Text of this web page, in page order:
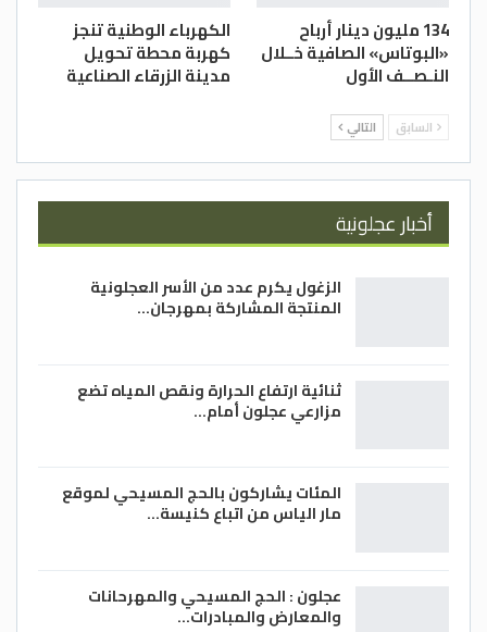
134 مليون دينار أرباح
«البوتاس» الصافية خــلال
النـصــف الأول
الكهرباء الوطنية تنجز
كهربة محطة تحويل
مدينة الزرقاء الصناعية
السابق التالي
أخبار عجلونية
الزغول يكرم عدد من الأسر العجلونية
المنتجة المشاركة بمهرجان…
ثنائية ارتفاع الحرارة ونقص المياه تضع
مزارعي عجلون أمام…
المئات يشاركون بالحج المسيحي لموقع
مار الياس من اتباع كنيسة…
عجلون : الحج المسيحي والمهرحانات
والمعارض والمبادرات…